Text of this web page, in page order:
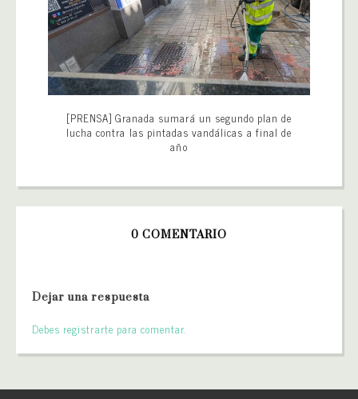
[PRENSA] Granada sumará un segundo plan de
lucha contra las pintadas vandálicas a final de
año
0 COMENTARIO
Dejar una respuesta
Debes registrarte para comentar.